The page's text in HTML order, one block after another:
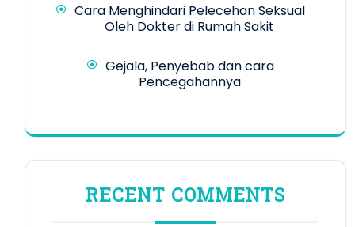
Cara Menghindari Pelecehan Seksual
Oleh Dokter di Rumah Sakit
Gejala, Penyebab dan cara
Pencegahannya
RECENT COMMENTS